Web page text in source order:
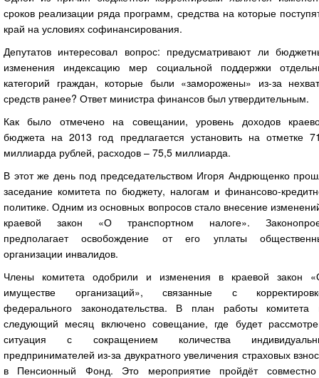
сроков реализации ряда программ, средства на которые
край на условиях софинансирования.
Депутатов интересовал вопрос: предусматривают ли
изменения индексацию мер социальной поддержки
категорий граждан, которые были «заморожены» из-за
средств ранее? Ответ министра финансов был утвердительным.
Как было отмечено на совещании, уровень доходов
бюджета на 2013 год предлагается установить на отметке
миллиарда рублей, расходов – 75,5 миллиарда.
В этот же день под председательством Игоря Андрющенко
заседание комитета по бюджету, налогам и финансово-
политике. Одним из основных вопросов стало внесение
краевой закон «О транспортном налоге».
предполагает освобождение от его уплаты
организации инвалидов.
Члены комитета одобрили и изменения в краевой закон
имуществе организаций», связанные с
федерального законодательства. В план работы комитета
следующий месяц включено совещание, где будет
ситуация с сокращением количества
предпринимателей из-за двукратного увеличения страховых
в Пенсионный Фонд. Это мероприятие пройдёт